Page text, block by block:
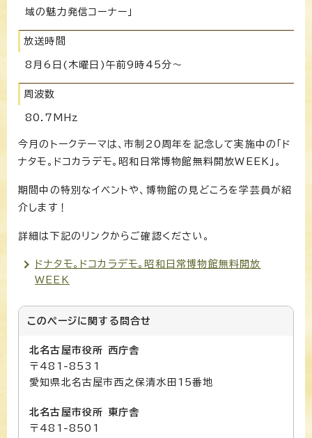
域の魅力発信コーナー」
放送時間
8月6日(木曜日)午前9時45分〜
周波数
80.7MHz
今月のトークテーマは、市制20周年を記念して実施中の「ド
ナタモ。ドコカラデモ。昭和日常博物館無料開放WEEK」。
期間中の特別なイベントや、博物館の見どころを学芸員が紹
介します！
詳細は下記のリンクからご確認ください。
ドナタモ。ドコカラデモ。昭和日常博物館無料開放
WEEK
このページに関する 問合せ
北名古屋市役所 西庁舎
〒481-8531
愛知県北名古屋市西之保清水田15番地
北名古屋市役所 東庁舎
〒481-8501